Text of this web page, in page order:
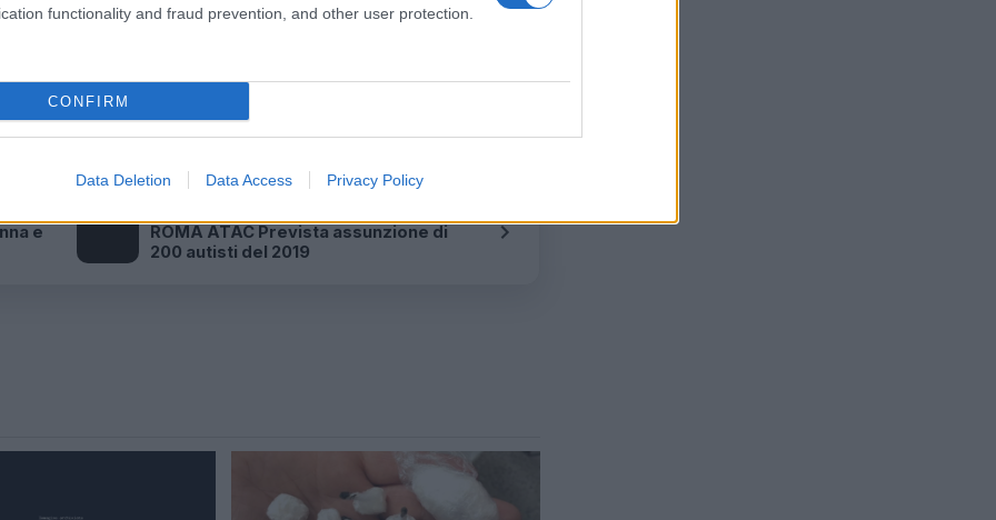
functionality and fraud prevention, and other user protection.
CONFIRM
Data Deletion Data Access Privacy Policy
Torre Angela. Blitz della Polizia
e
ROMA ATAC Prevista assunzione di
200 autisti del 2019